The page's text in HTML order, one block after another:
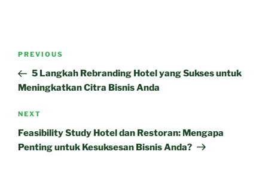
Post
Previous
Post
PREVIOUS
5 Langkah Rebranding Hotel yang Sukses untuk
Meningkatkan Citra Bisnis Anda
Next
Post
NEXT
Feasibility Study Hotel dan Restoran: Mengapa
Penting untuk Kesuksesan Bisnis Anda?